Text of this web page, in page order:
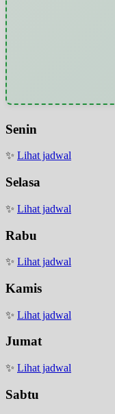
Senin
✨ Lihat jadwal
Selasa
✨ Lihat jadwal
Rabu
✨ Lihat jadwal
Kamis
✨ Lihat jadwal
Jumat
✨ Lihat jadwal
Sabtu